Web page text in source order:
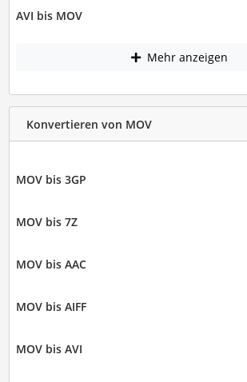
AVI bis MOV
Mehr anzeigen
Konvertieren von MOV
MOV bis 3GP
MOV bis 7Z
MOV bis AAC
MOV bis AIFF
MOV bis AVI